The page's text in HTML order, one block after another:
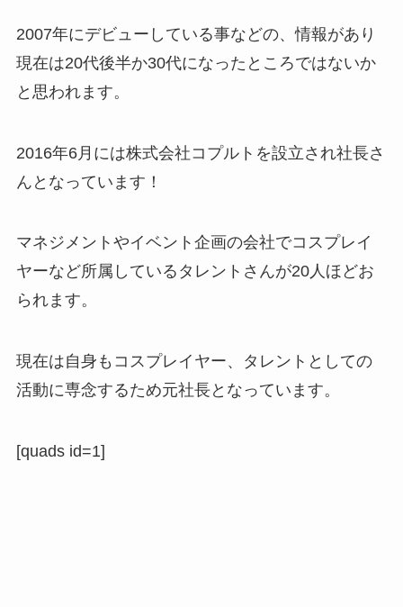
2007年にデビューしている事などの、情報があり
現在は20代後半か30代になったところではないか
と思われます。
2016年6月には株式会社コプルトを設立され社長さ
んとなっています！
マネジメントやイベント企画の会社でコスプレイ
ヤーなど所属しているタレントさんが20人ほどお
られます。
現在は自身もコスプレイヤー、タレントとしての
活動に専念するため元社長となっています。
[quads id=1]